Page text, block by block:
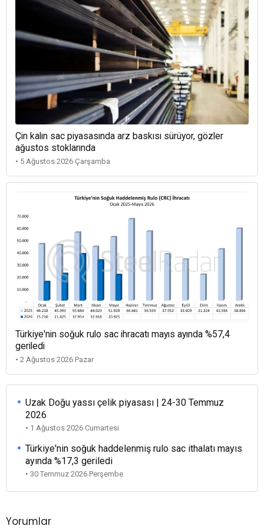
Çin kalın sac piyasasında arz baskısı sürüyor, gözler
ağustos stoklarında
• 5 Ağustos 2026 Çarşamba
Türkiye'nin soğuk rulo sac ihracatı mayıs ayında %57,4
geriledi
• 2 Ağustos 2026 Pazar
Uzak Doğu yassı çelik piyasası | 24-30 Temmuz
2026
• 1 Ağustos 2026 Cumartesi
Türkiye'nin soğuk haddelenmiş rulo sac ithalatı mayıs
ayında %17,3 geriledi
• 30 Temmuz 2026 Perşembe
Yorumlar